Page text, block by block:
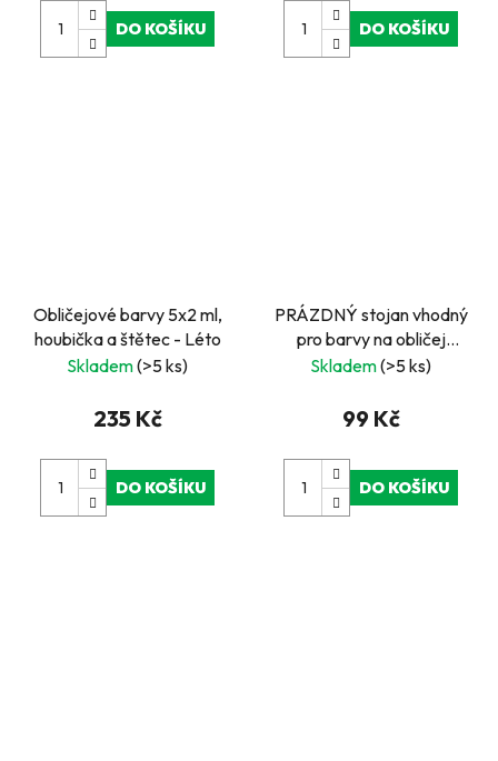
DO KOŠÍKU DO KOŠÍKU
Obličejové barvy 5x2 ml,
houbička a štětec - Léto
Skladem(>5 ks)
235 Kč
DO KOŠÍKU
PRÁZDNÝ stojan vhodný
pro barvy na obličej
Snazaroo
Skladem(>5 ks)
99 Kč
DO KOŠÍKU